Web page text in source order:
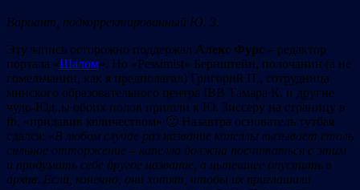
Вариант, подкорректированный Ю. З.
Эту запись осторожно поддержал Алекс Фурс – редактор
портала «Шалом». Но «Pessimist» Бернштейн, полочанин (а не
гомельчанин, как я предполагал) Григорий П., сотрудница
минского образовательного центра IBB Тамара К. и другие
чудо-Юд..ы обоих полов пришли к Ю. Зиссеру на страницу в
fb, «придавив количеством» 🙂 Назавтра основатель тутбая
сдался: «В любом случае раз название капеллы вызывает столь
сильное отторжение – капелла должна посчитаться с этим
и придумать себе другое название, а нынешнее опустить в
архив. Если, конечно, они хотят, чтобы их приглашали